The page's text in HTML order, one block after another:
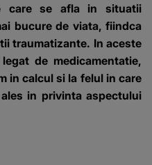
care se afla in situatii
bucure de viata, fiindca
traumatizante. In aceste
de medicamentatie,
in calcul si la felul in care
in privinta aspectului